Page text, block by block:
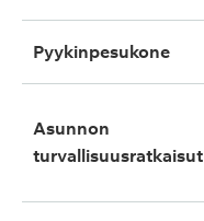
pyykinpesukone
asunnon
turvallisuusratkaisut